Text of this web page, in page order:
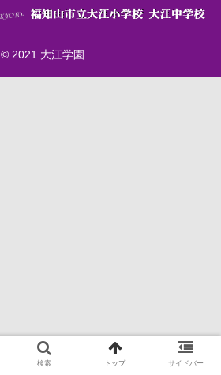
© 2021 大江学園.
検索 トップ サイドバー